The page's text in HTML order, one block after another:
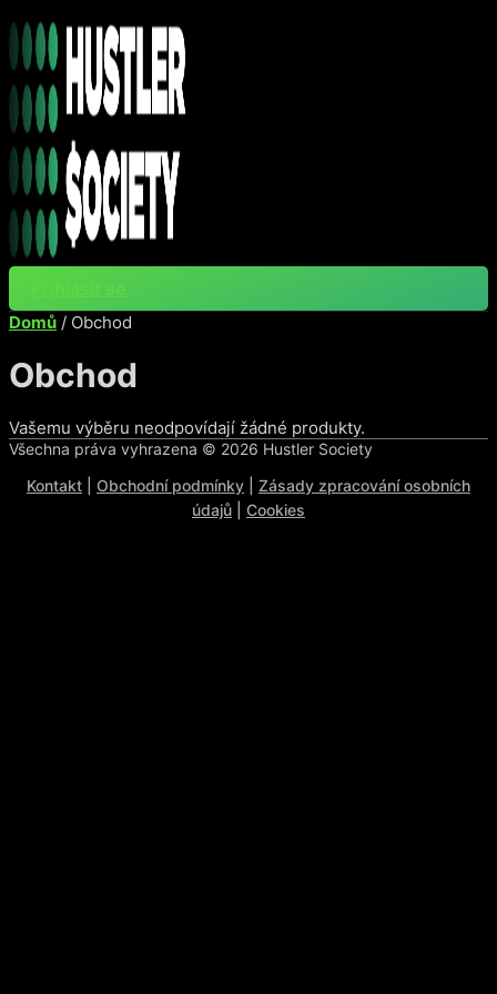
Přejít
k
obsahu
Domů / Obchod
Obchod
Vašemu výběru neodpovídají žádné produkty.
Všechna práva vyhrazena © 2026 Hustler Society
Kontakt
Obchodní podmínky
Zásady zpracování osobních
údajů
Cookies